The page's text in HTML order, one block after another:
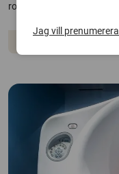
roll.
Jag vill prenumerera